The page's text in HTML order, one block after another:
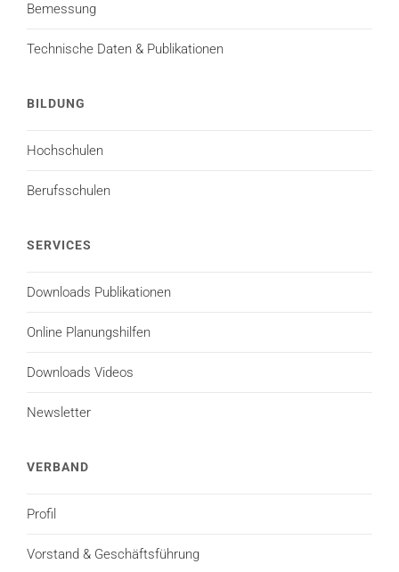
Bemessung
Technische Daten & Publikationen
BILDUNG
Hochschulen
Berufsschulen
SERVICES
Downloads Publikationen
Online Planungshilfen
Downloads Videos
Newsletter
VERBAND
Profil
Vorstand & Geschäftsführung